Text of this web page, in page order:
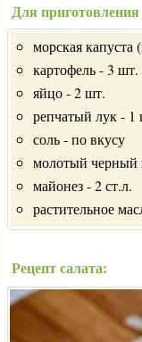
Для приготовления
морская капуста
картофель - 3 шт.
яйцо - 2 шт.
репчатый лук - 1
соль - по вкусу
молотый черный
майонез - 2 ст.л.
растительное
Рецепт салата: